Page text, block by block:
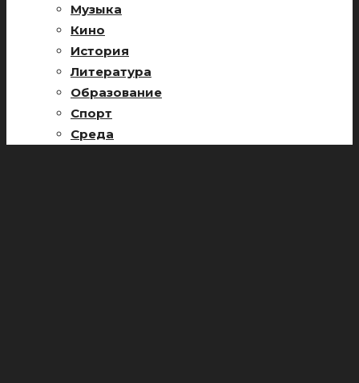
Музыка
Кино
История
Литература
Образование
Спорт
Среда